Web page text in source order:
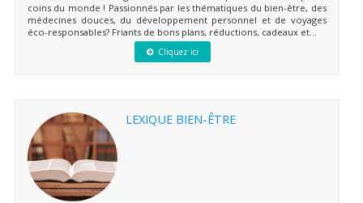
coins du monde ! Passionnés par les thématiques du bien-être, des
médecines douces, du développement personnel et de voyages
éco-responsables? Friants de bons plans, réductions, cadeaux et...
Cliquez ici
LEXIQUE BIEN-ÊTRE